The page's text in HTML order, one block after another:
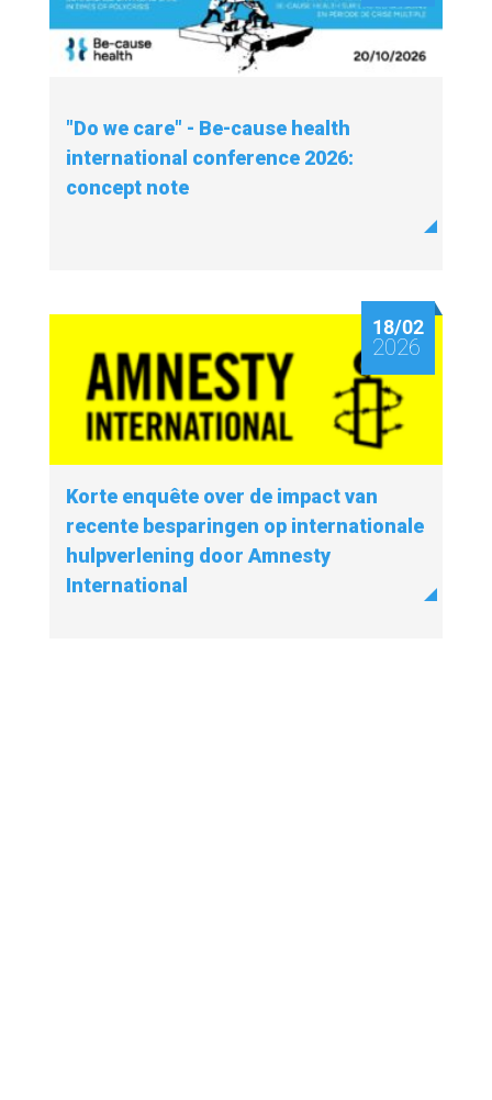
"Do we care" - Be-cause health
international conference 2026:
concept note
18/02
2026
Korte enquête over de impact van
recente besparingen op internationale
hulpverlening door Amnesty
International